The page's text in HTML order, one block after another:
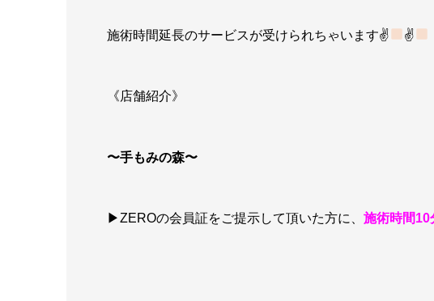
施術時間延長のサービスが受けられちゃいます✌ ✌
《店舗紹介》
〜手もみの森〜
▶︎ZEROの会員証をご提示して頂いた方に、 施術時間10